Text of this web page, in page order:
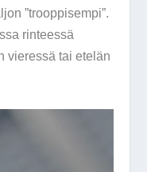
”trooppisempi”.
rinteessä
vieressä tai etelän